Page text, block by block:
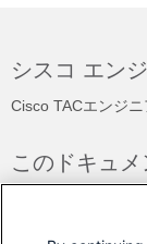
シスコ エン
Cisco TACエンジニ
このドキュ